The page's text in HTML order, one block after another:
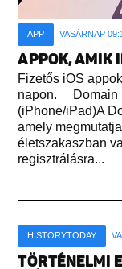
APP VASÁRNAP
APPOK, AMIK
Fizetős iOS
napon. Domain
(iPhone/iPad)A
amely
életszakaszban
regisztrálásra...
HISTORYTODAY
TÖRTÉNELMI